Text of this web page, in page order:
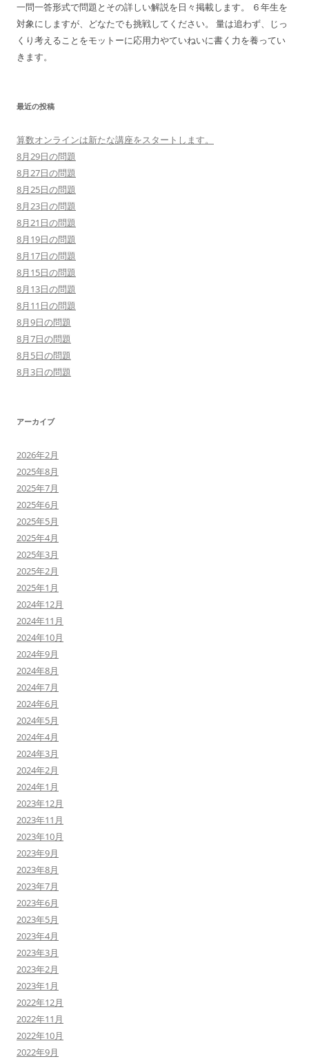
ョ
ン
一問一答形式で問題とその詳しい解説を日々掲載します。 ６年生を
対象にしますが、どなたでも挑戦してください。 量は追わず、じっ
くり考えることをモットーに応用力やていねいに書く力を養ってい
きます。
最近の投稿
算数オンラインは新たな講座をスタートします。
8月29日の問題
8月27日の問題
8月25日の問題
8月23日の問題
8月21日の問題
8月19日の問題
8月17日の問題
8月15日の問題
8月13日の問題
8月11日の問題
8月9日の問題
8月7日の問題
8月5日の問題
8月3日の問題
アーカイブ
2026年2月
2025年8月
2025年7月
2025年6月
2025年5月
2025年4月
2025年3月
2025年2月
2025年1月
2024年12月
2024年11月
2024年10月
2024年9月
2024年8月
2024年7月
2024年6月
2024年5月
2024年4月
2024年3月
2024年2月
2024年1月
2023年12月
2023年11月
2023年10月
2023年9月
2023年8月
2023年7月
2023年6月
2023年5月
2023年4月
2023年3月
2023年2月
2023年1月
2022年12月
2022年11月
2022年10月
2022年9月